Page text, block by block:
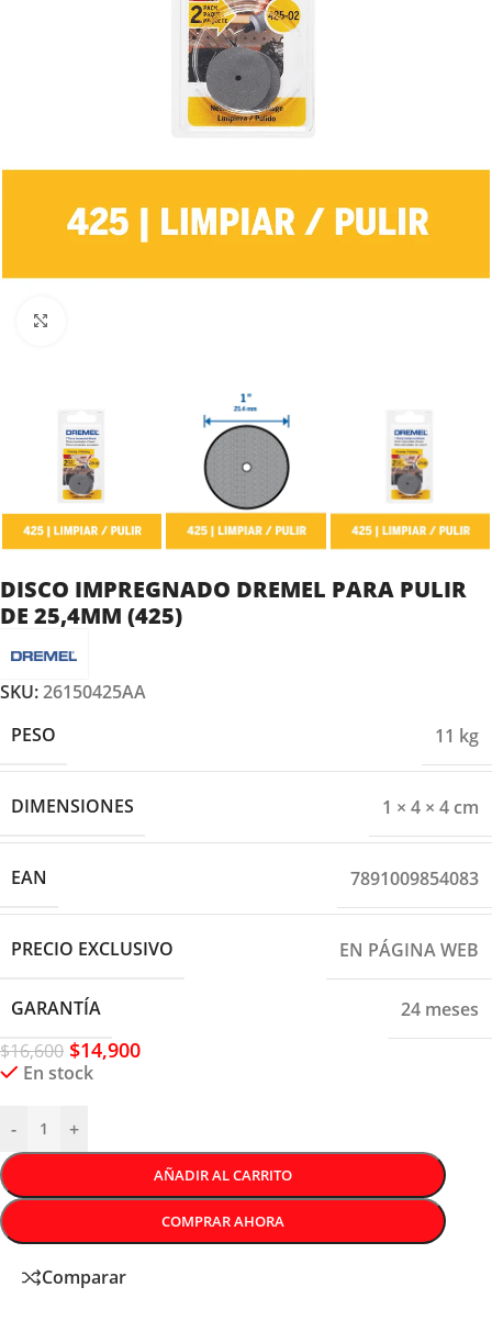
DISCO IMPREGNADO DREMEL PARA PULIR
DE 25,4MM (425)
SKU:26150425AA
PESO
11 kg
DIMENSIONES 1 × 4 × 4 cm
EAN 7891009854083
PRECIO EXCLUSIVO EN PÁGINA WEB
GARANTÍA
24 meses
$16,600 $14,900
En stock
- +
AÑADIR AL CARRITO
COMPRAR AHORA
Comparar